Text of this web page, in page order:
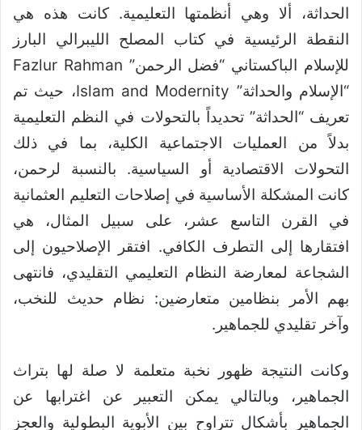
الحداثة، ألا وهي أنظمتها التعليمية. كانت هذه هي
النقطة الرئيسية في كتاب المصلح الليبرالي البارز
للإسلام الباكستاني “فضل الرحمن” Fazlur Rahman
“الإسلام والحداثة” Islam and Modernity، حيث تم
تعريف “الحداثة” تحديداً بالتحولات في النظم التعليمية
بدلاً من العمليات الاجتماعية الكلية، بما في ذلك
التحولات الاقتصادية أو السياسية. بالنسبة لرحمن،
كانت المشكلة الأساسية في إصلاحات التعليم العثمانية
في القرن التاسع عشر، على سبيل المثال، هي
افتقارها إلى التطرف الكافي. افتقر الإصلاحيون إلى
الشجاعة لمعارضة النظام التعليمي التقليدي، فانتهى
بهم الأمر بنظامين متعارضين: نظام حديث للنخب،
وآخر تقليدي للجماهير.
وكانت النتيجة ظهور نخبة متعلمة لا صلة لها بتراث
الجماهير، وبالتالي يمكن التعبير عن اغترابها عن
الجماهير بأشكال تتراوح بين الأبوية البطولية والعجز